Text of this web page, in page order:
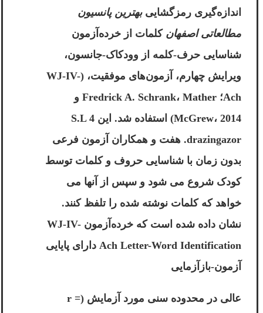
اندازه‌گیری رمزگشاییبهترین پانسیون
مطالعاتی اصفهان کلمات از خرده‌آزمون
شناسایی حرف-کلمه از وودکاک-جانسون،
ویرایش چهارم، آزمون‌های موفقیت، (WJ-IV-
Ach؛ Fredrick A. Schrank، Mather و
McGrew، 2014) استفاده شد. این 4 S.L
drazingazor. هفت و همکاران آزمون فرعی
بدون زمان با شناسایی حروف و کلمات توسط
کودک شروع می شود و سپس از آنها می
خواهد که کلمات نوشته شده را تلفظ کنند.
نشان داده شده است که خرده‌آزمون WJ-IV-
Ach Letter-Word Identification دارای پایایی
آزمون-بازآزمایی
عالی در محدوده سنی مورد آزمایش (r =